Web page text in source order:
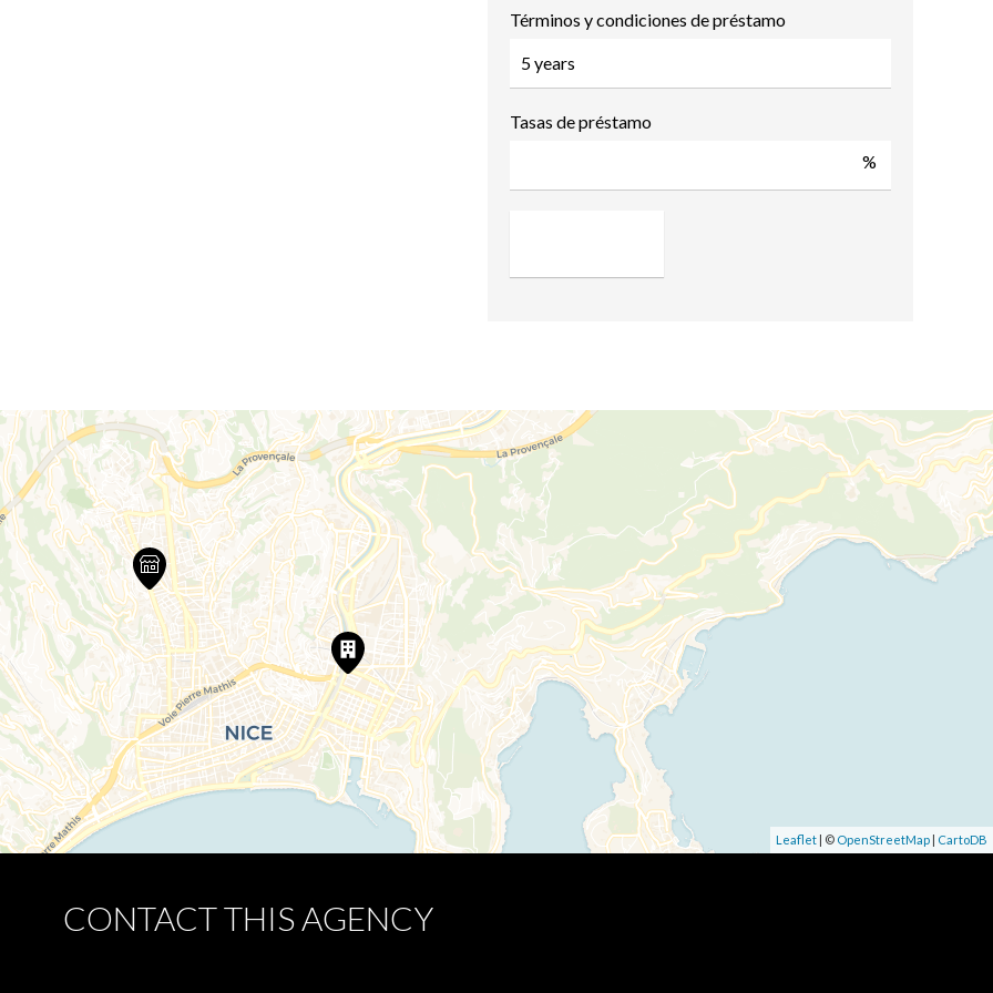
Términos y condiciones de préstamo
Tasas de préstamo
%
Leaflet | © OpenStreetMap | CartoDB
CONTACT THIS AGENCY